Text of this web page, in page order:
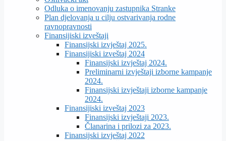
Odluka o imenovanju zastupnika Stranke
Plan djelovanja u cilju ostvarivanja rodne
ravnopravnosti
Finansijiski izveštaji
Finansijski izvještaj 2025.
Finansijiski izveštaj 2024
Finansijski izvještaj 2024.
Preliminarni izvještaji izborne kampanje
2024.
Finansijski izvještaji izborne kampanje
2024.
Finansijiski izveštaj 2023
Finansijski izvještaji 2023.
Članarina i prilozi za 2023.
Finansijski izvještaj 2022